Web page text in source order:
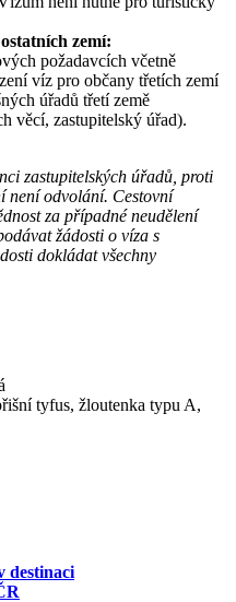
zemí:
požadavcích včetně
víz pro občany třetích zemí
úřadů třetí země
věcí, zastupitelský úřad).
zastupitelských úřadů, proti
není odvolání. Cestovní
za případné neudělení
žádosti o víza s
dokládat všechny
tyfus, žloutenka typu A,
destinaci